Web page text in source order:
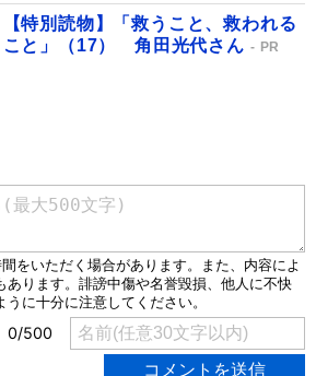
【特別読物】「救うこと、救われる
こと」（17） 角田光代さん
PR